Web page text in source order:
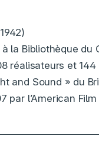
la Bibliothèque du
réalisateurs et
and Sound » du
par l’American